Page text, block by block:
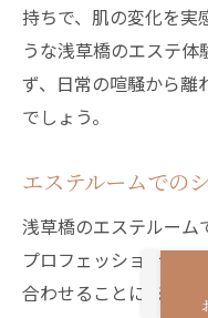
持ちで、肌の変化を実
うな浅草橋のエステ
ず、日常の喧騒から離
でしょう。
エステルームでの
浅草橋のエステルーム
プロフェッショナル
合わせることにありま